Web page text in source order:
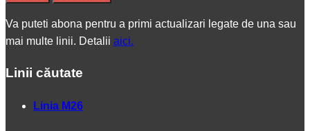
Va puteti abona pentru a primi actualizari legate de una sau
mai multe linii. Detalii aici.
Linii căutate
Linia M26